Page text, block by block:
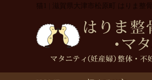
猫1 | 滋賀県大津市松原町 はりま整